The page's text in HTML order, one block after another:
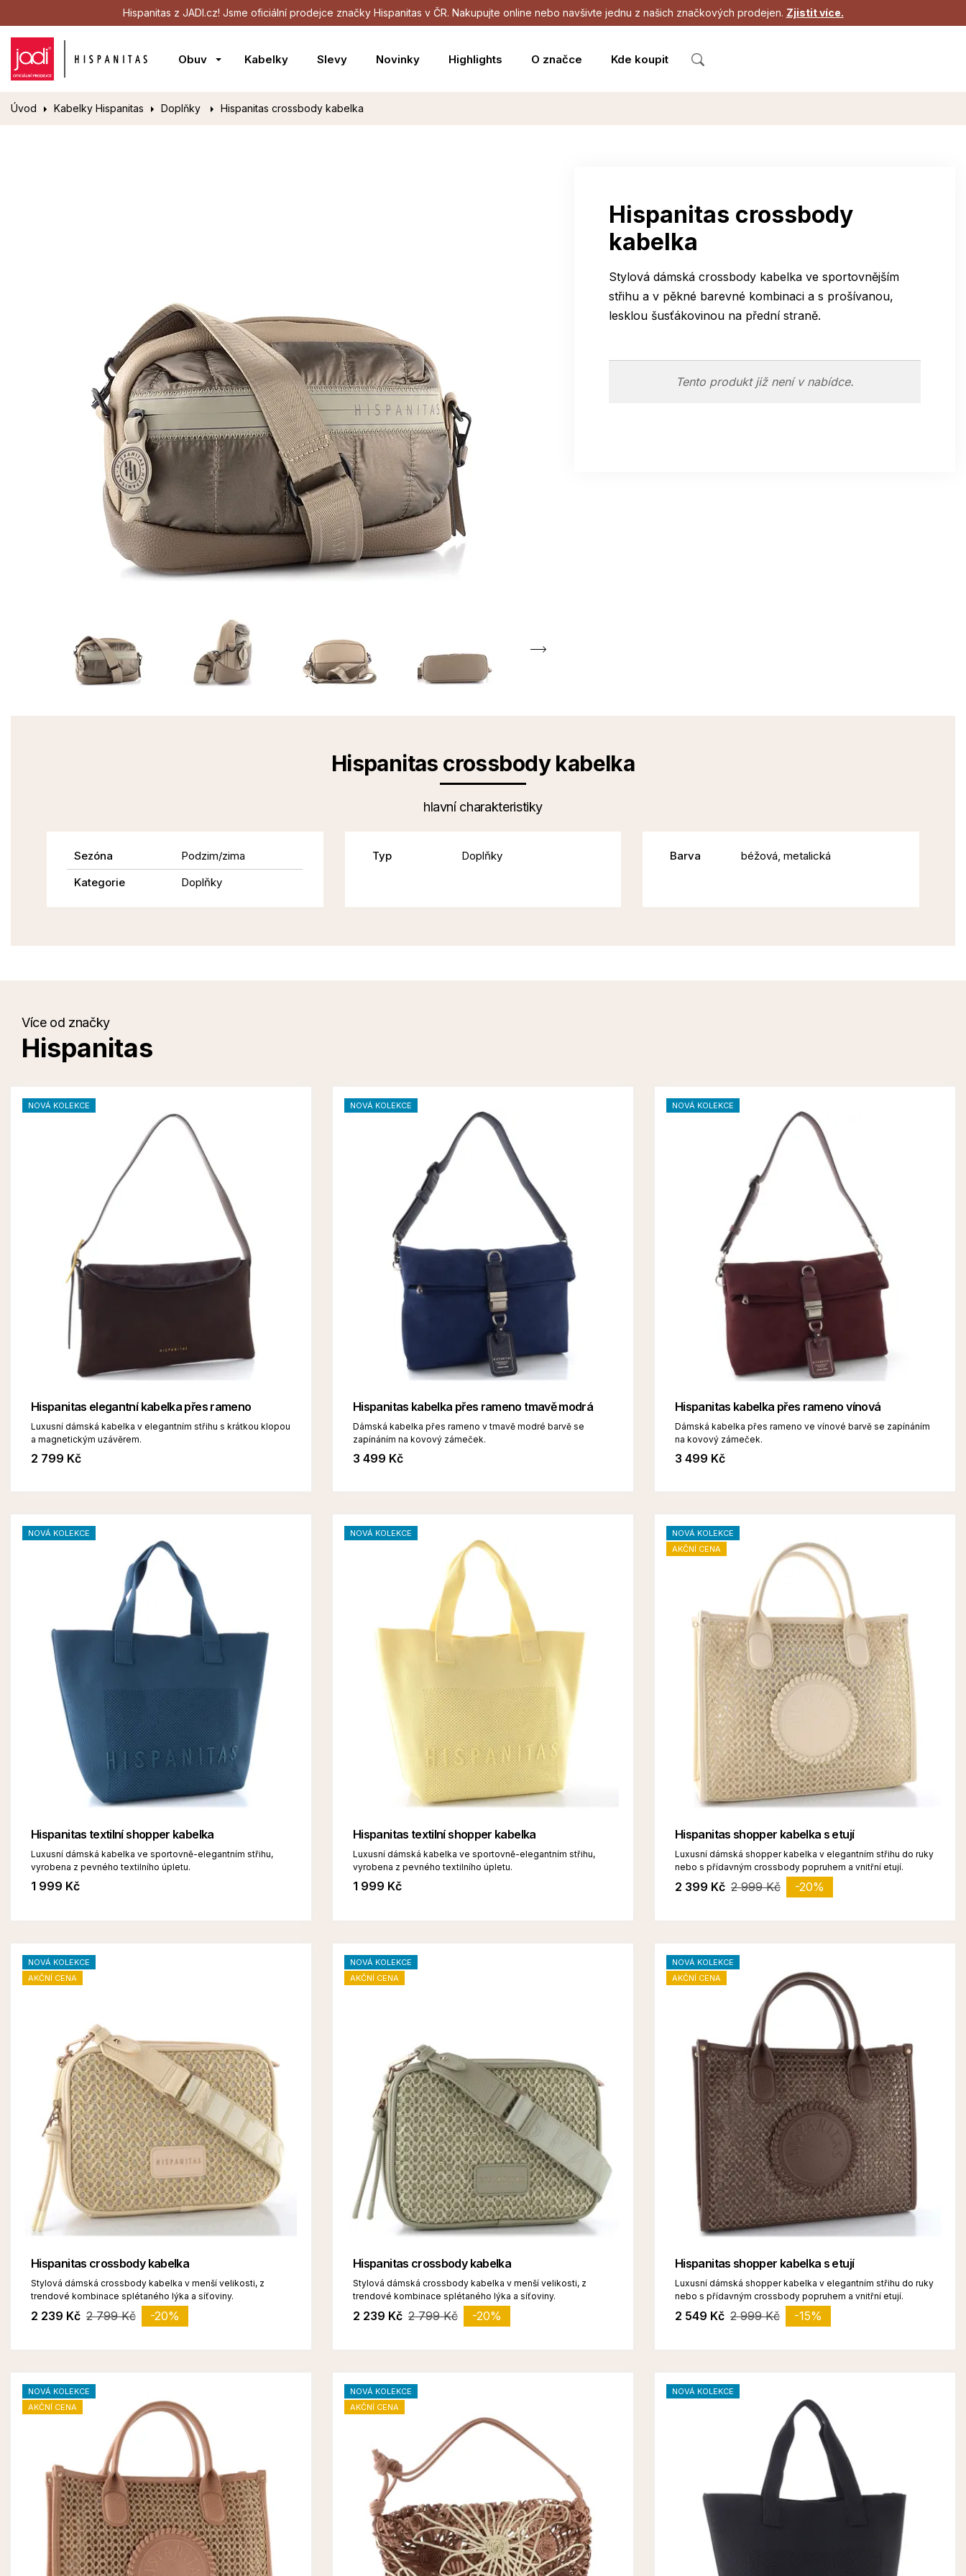
Hispanitas z JADI.cz! Jsme oficiální prodejce značky Hispanitas v ČR. Nakupujte online nebo navšivte jednu z našich značkových prodejen. Zjistit více.
Obuv Kabelky Slevy Novinky Highlights O značce Kde koupit
Úvod Kabelky Hispanitas Doplňky Hispanitas crossbody kabelka
Hispanitas crossbody
kabelka
Stylová dámská crossbody kabelka ve sportovnějším
střihu a v pěkné barevné kombinaci a s prošívanou,
lesklou šusťákovinou na přední straně.
Tento produkt již není v nabídce.
Hispanitas crossbody kabelka
hlavní charakteristiky
Sezóna
Podzim/zima
Kategorie
Doplňky
Typ Doplňky Barva béžová, metalická
Více od značky
Hispanitas
NOVÁ KOLEKCE
Hispanitas elegantní kabelka přes rameno
Luxusní dámská kabelka v elegantním střihu s krátkou klopou
a magnetickým uzávěrem.
2 799 Kč
NOVÁ KOLEKCE
Hispanitas kabelka přes rameno tmavě modrá
Dámská kabelka přes rameno v tmavě modré barvě se
zapínáním na kovový zámeček.
3 499 Kč
NOVÁ KOLEKCE
Hispanitas kabelka přes rameno vínová
Dámská kabelka přes rameno ve vínové barvě se zapínáním
na kovový zámeček.
3 499 Kč
NOVÁ KOLEKCE
Hispanitas textilní shopper kabelka
Luxusní dámská kabelka ve sportovně-elegantním střihu,
vyrobena z pevného textilního úpletu.
1 999 Kč
NOVÁ KOLEKCE
Hispanitas textilní shopper kabelka
Luxusní dámská kabelka ve sportovně-elegantním střihu,
vyrobena z pevného textilního úpletu.
1 999 Kč
NOVÁ KOLEKCE
AKČNÍ CENA
Hispanitas shopper kabelka s etují
Luxusní dámská shopper kabelka v elegantním střihu do ruky
nebo s přídavným crossbody popruhem a vnitřní etují.
2 399 Kč 2 999 Kč -20%
NOVÁ KOLEKCE
AKČNÍ CENA
Hispanitas crossbody kabelka
Stylová dámská crossbody kabelka v menší velikosti, z
trendové kombinace splétaného lýka a síťoviny.
2 239 Kč 2 799 Kč -20%
NOVÁ KOLEKCE
AKČNÍ CENA
Hispanitas crossbody kabelka
Stylová dámská crossbody kabelka v menší velikosti, z
trendové kombinace splétaného lýka a síťoviny.
2 239 Kč 2 799 Kč -20%
NOVÁ KOLEKCE
AKČNÍ CENA
Hispanitas shopper kabelka s etují
Luxusní dámská shopper kabelka v elegantním střihu do ruky
nebo s přídavným crossbody popruhem a vnitřní etují.
2 549 Kč 2 999 Kč -15%
NOVÁ KOLEKCE
AKČNÍ CENA
NOVÁ KOLEKCE
AKČNÍ CENA
NOVÁ KOLEKCE